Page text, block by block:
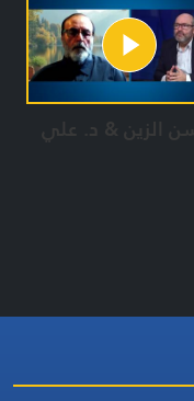
الزين & د. علي